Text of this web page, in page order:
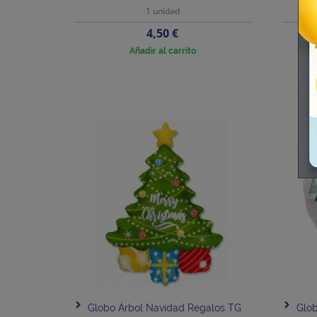
1 unidad
Precio
4,50 €
Añadir al carrito
Globo Árbol Navidad Regalos TG